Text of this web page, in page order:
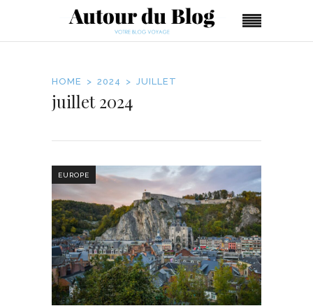
HOME 2024 JUILLET
juillet 2024
EUROPE